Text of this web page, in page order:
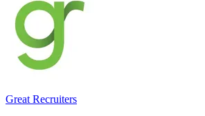
Great Recruiters